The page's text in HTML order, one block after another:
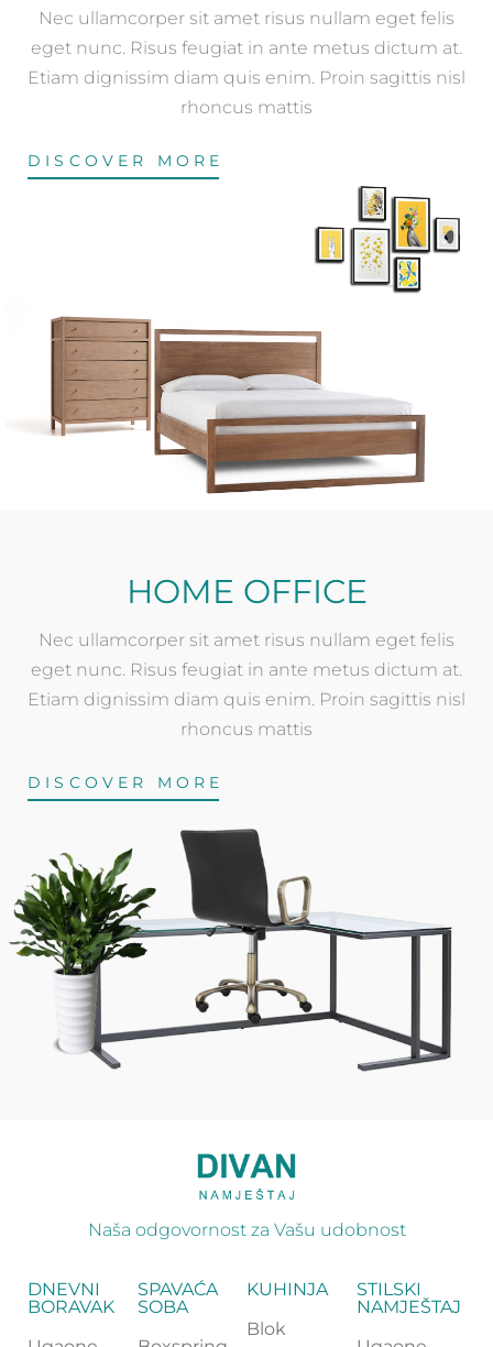
Nec ullamcorper sit amet risus nullam eget felis
eget nunc. Risus feugiat in ante metus dictum at.
Etiam dignissim diam quis enim. Proin sagittis nisl
rhoncus mattis
DISCOVER MORE
HOME OFFICE
Nec ullamcorper sit amet risus nullam eget felis
eget nunc. Risus feugiat in ante metus dictum at.
Etiam dignissim diam quis enim. Proin sagittis nisl
rhoncus mattis
DISCOVER MORE
Naša odgovornost za Vašu udobnost
DNEVNI
BORAVAK
SPAVAĆA
SOBA
KUHINJA
Blok
STILSKI
NAMJEŠTAJ